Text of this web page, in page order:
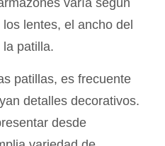
varía según
lentes, el ancho del
patilla.
patillas, es frecuente
detalles decorativos.
desde